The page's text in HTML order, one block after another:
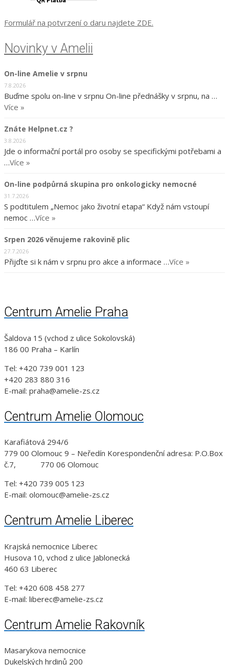
Formulář na potvrzení o daru najdete ZDE.
Novinky v Amelii
On-line Amelie v srpnu
7.8.2026
Buďme spolu on-line v srpnu On-line přednášky v srpnu, na …
Více »
Znáte Helpnet.cz ?
3.8.2026
Jde o informační portál pro osoby se specifickými potřebami a
…Více »
On-line podpůrná skupina pro onkologicky nemocné
31.7.2026
S podtitulem „Nemoc jako životní etapa“ Když nám vstoupí
nemoc …Více »
Srpen 2026 věnujeme rakovině plic
27.7.2026
Přijďte si k nám v srpnu pro akce a informace …Více »
Centrum Amelie Praha
Šaldova 15 (vchod z ulice Sokolovská)
186 00 Praha – Karlín
Tel: +420 739 001 123
+420 283 880 316
E-mail: praha@amelie-zs.cz
Centrum Amelie Olomouc
Karafiátová 294/6
779 00 Olomouc 9 – Neředín Korespondenční adresa: P.O.Box
č.7, 770 06 Olomouc
Tel: +420 739 005 123
E-mail: olomouc@amelie-zs.cz
Centrum Amelie Liberec
Krajská nemocnice Liberec
Husova 10, vchod z ulice Jablonecká
460 63 Liberec
Tel: +420 608 458 277
E-mail: liberec@amelie-zs.cz
Centrum Amelie Rakovník
Masarykova nemocnice
Dukelských hrdinů 200